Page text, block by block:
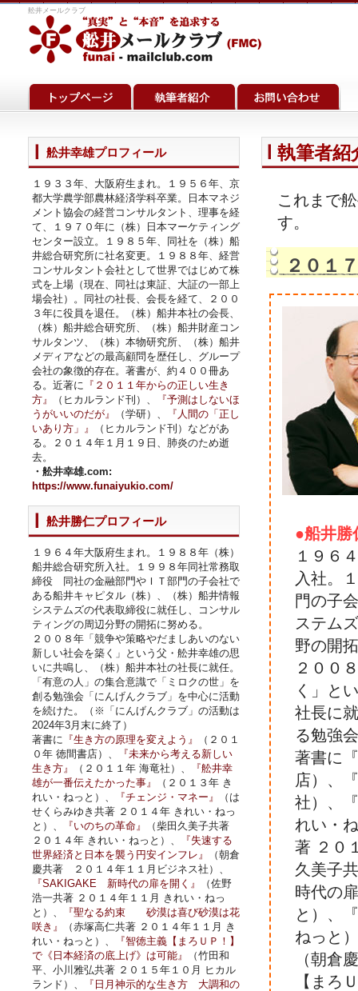
舩井メールクラブ
執筆者紹
これまで
す。
２０１
●船井
１９６
入社。
門の子
ステム
野の開
２００
く」と
社長に
る勉強
著書に
店）、
社）、
れい・
著 ２０
久美子
時代の
と）、
ねっと
（朝倉
【まろ
舩井幸雄プロフィール
１９３３年、大阪府生まれ。１９５６年、京
都大学農学部農林経済学科卒業。日本マネジ
メント協会の経営コンサルタント、理事を経
て、１９７０年に（株）日本マーケティング
センター設立。１９８５年、同社を（株）船
井総合研究所に社名変更。１９８８年、経営
コンサルタント会社として世界ではじめて株
式を上場（現在、同社は東証、大証の一部上
場会社）。同社の社長、会長を経て、２００
３年に役員を退任。（株）船井本社の会長、
（株）船井総合研究所、（株）船井財産コン
サルタンツ、（株）本物研究所、（株）船井
メディアなどの最高顧問を歴任し、グループ
会社の象徴的存在。著書が、約４００冊あ
る。近著に 『２０１１年からの正しい生き
方』
（ヒカルランド刊）、
『予測はしないほ
うがいいのだが』
（学研）、
『人間の「正し
いあり方」』
（ヒカルランド刊）などがあ
る。２０１４年１月１９日、肺炎のため逝
去。
・舩井幸雄.com:
https://www.funaiyukio.com/
舩井勝仁プロフィール
１９６４年大阪府生まれ。１９８８年（株）
船井総合研究所入社。１９９８年同社常務取
締役 同社の金融部門やＩＴ部門の子会社で
ある船井キャピタル（株）、（株）船井情報
システムズの代表取締役に就任し、コンサル
ティングの周辺分野の開拓に努める。
２００８年「競争や策略やだましあいのない
新しい社会を築く」という父・舩井幸雄の思
いに共鳴し、（株）船井本社の社長に就任。
「有意の人」の集合意識で「ミロクの世」を
創る勉強会「にんげんクラブ」を中心に活動
を続けた。（※「にんげんクラブ」の活動は
2024年3月末に終了）
著書に 『生き方の原理を変えよう』
（２０１
０年 徳間書店）、
『未来から考える新しい
生き方』
（２０１１年 海竜社）、
『舩井幸
雄が一番伝えたかった事』
（２０１３年 き
れい・ねっと）、
『チェンジ・マネー』
（は
せくらみゆき共著 ２０１４年 きれい・ねっ
と）、
『いのちの革命』
（柴田久美子共著
２０１４年 きれい・ねっと）、
『失速する
世界経済と日本を襲う円安インフレ』
（朝倉
慶共著 ２０１４年１１月ビジネス社）、
『SAKIGAKE 新時代の扉を開く』
（佐野
浩一共著 ２０１４年１１月 きれい・ねっ
と）、
『聖なる約束 砂漠は喜び砂漠は花
咲き』
（赤塚高仁共著 ２０１４年１１月 き
れい・ねっと）、
『智徳主義【まろＵＰ！】
で《日本経済の底上げ》は可能』
（竹田和
平、小川雅弘共著 ２０１５年１０月 ヒカル
ランド）、
『日月神示的な生き方 大調和の